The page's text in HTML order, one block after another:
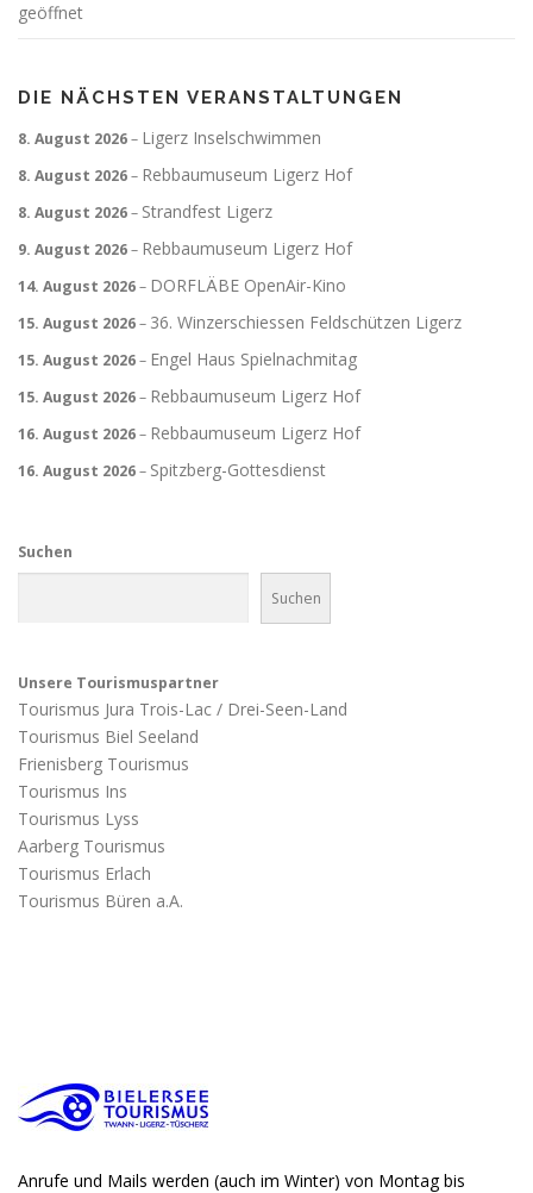
geöffnet
DIE NÄCHSTEN VERANSTALTUNGEN
8. August 2026– Ligerz Inselschwimmen
8. August 2026– Rebbaumuseum Ligerz Hof
8. August 2026– Strandfest Ligerz
9. August 2026– Rebbaumuseum Ligerz Hof
14. August 2026– DORFLÄBE OpenAir-Kino
15. August 2026– 36. Winzerschiessen Feldschützen Ligerz
15. August 2026– Engel Haus Spielnachmitag
15. August 2026– Rebbaumuseum Ligerz Hof
16. August 2026– Rebbaumuseum Ligerz Hof
16. August 2026– Spitzberg-Gottesdienst
Suchen
Suchen
Unsere Tourismuspartner
Tourismus Jura Trois-Lac / Drei-Seen-Land
Tourismus Biel Seeland
Frienisberg Tourismus
Tourismus Ins
Tourismus Lyss
Aarberg Tourismus
Tourismus Erlach
Tourismus Büren a.A.
Anrufe und Mails werden (auch im Winter) von Montag bis